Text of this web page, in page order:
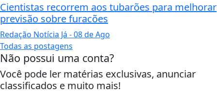
Cientistas recorrem aos tubarões para melhorar
previsão sobre furacões
Redação Notícia Já - 08 de Ago
Todas as postagens
Não possui uma conta?
Você pode ler matérias exclusivas, anunciar
classificados e muito mais!